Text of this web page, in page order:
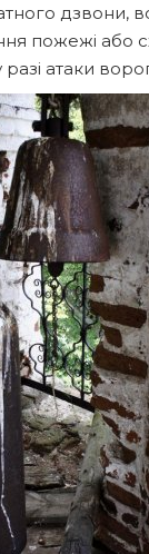
дзвони,
пожежі або
атаки